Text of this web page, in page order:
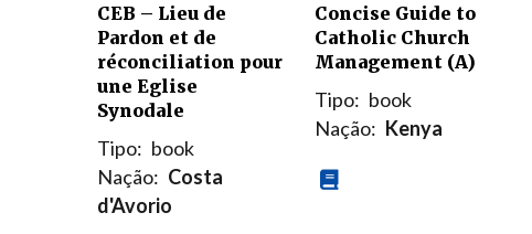
CEB – Lieu de
Pardon et de
réconciliation pour
une Eglise
Synodale
Tipo: book
Nação: Costa
d'Avorio
Concise Guide to
Catholic Church
Management (A)
Tipo: book
Nação: Kenya